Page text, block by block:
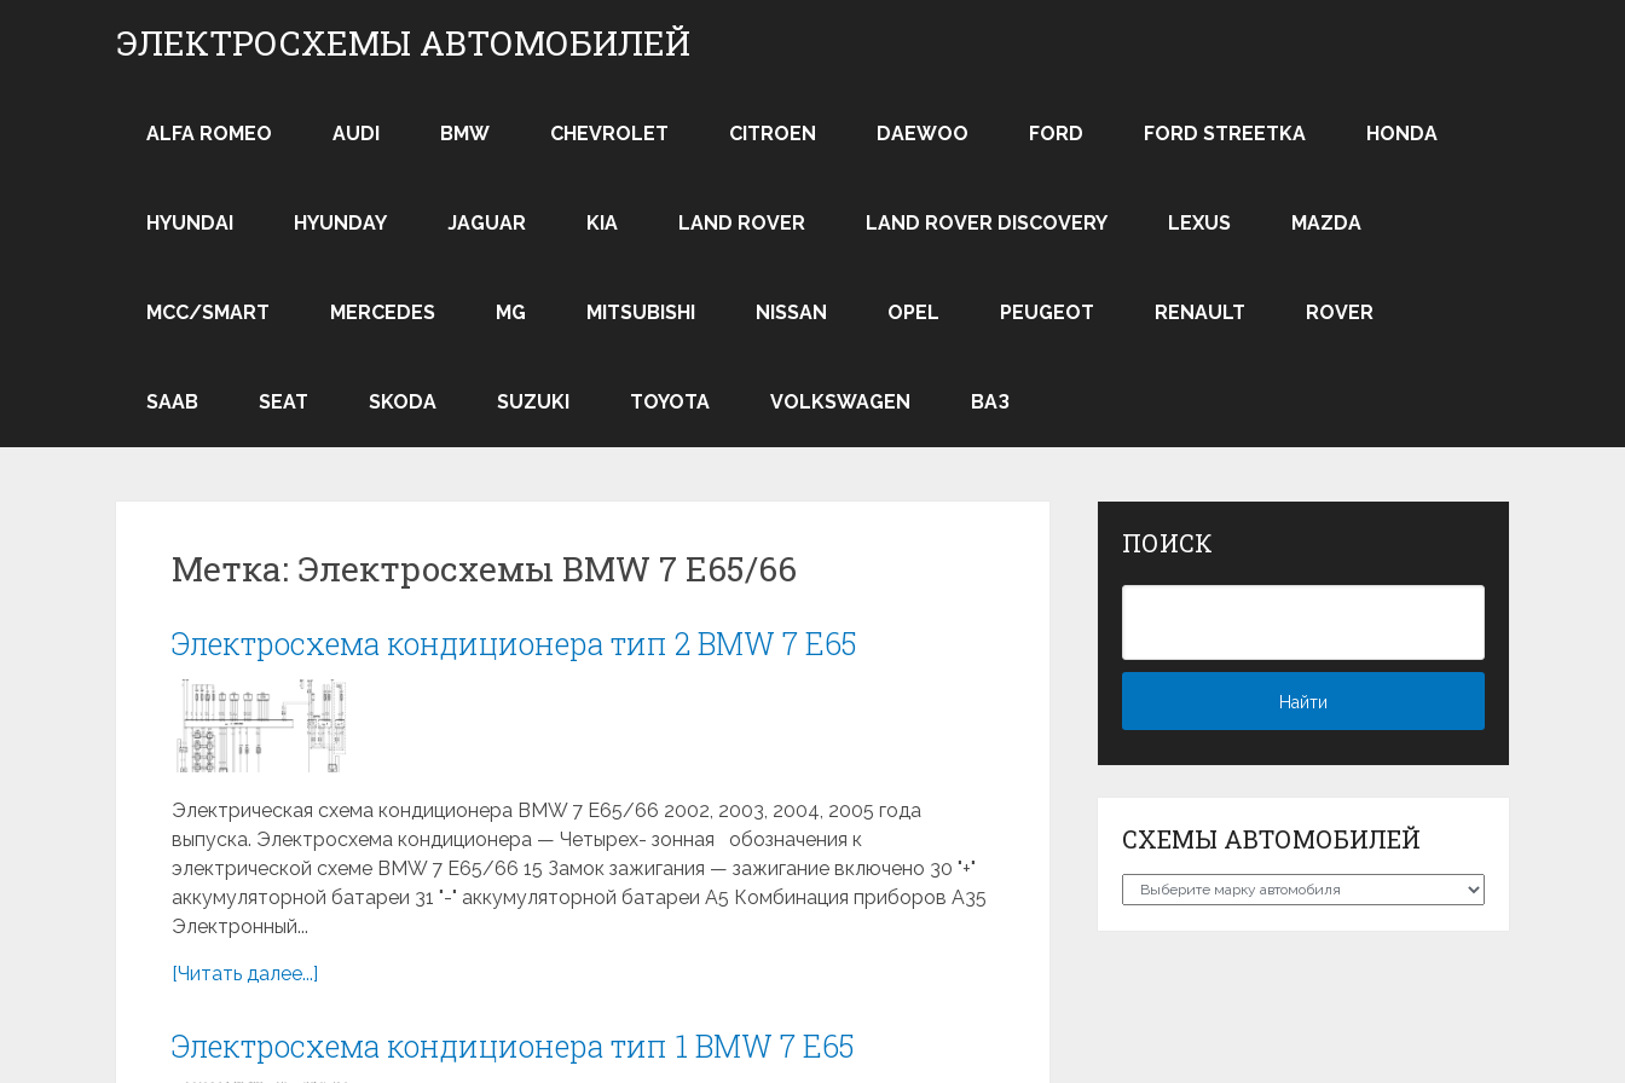
ЭЛЕКТРОСХЕМЫ АВТОМОБИЛЕЙ
ALFA ROMEO AUDI BMW CHEVROLET CITROEN DAEWOO FORD FORD STREETKA HONDA
HYUNDAI HYUNDAY JAGUAR KIA LAND ROVER LAND ROVER DISCOVERY LEXUS MAZDA
MCC/SMART MERCEDES MG MITSUBISHI NISSAN OPEL PEUGEOT RENAULT ROVER
SAAB SEAT SKODA SUZUKI TOYOTA VOLKSWAGEN ВАЗ
Метка: Электросхемы BMW 7 E65/66
Электросхема кондиционера тип 2 BMW 7 E65
Электрическая схема кондиционера BMW 7 E65/66 2002, 2003, 2004, 2005 года
выпуска. Электросхема кондиционера — Четырех- зонная обозначения к
электрической схеме BMW 7 E65/66 15 Замок зажигания — зажигание включено 30 "+"
аккумуляторной батареи 31 "-" аккумуляторной батареи A5 Комбинация приборов A35
Электронный...
[Читать далее...]
Электросхема кондиционера тип 1 BMW 7 E65
ПОИСК
СХЕМЫ АВТОМОБИЛЕЙ
Схемы